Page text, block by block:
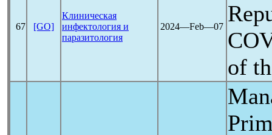
67 [GO]
Клиническая
инфектология и
паразитология
2024―Feb―07
of